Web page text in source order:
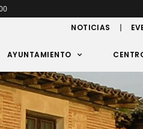
NOTICIAS
AYUNTAMIENTO